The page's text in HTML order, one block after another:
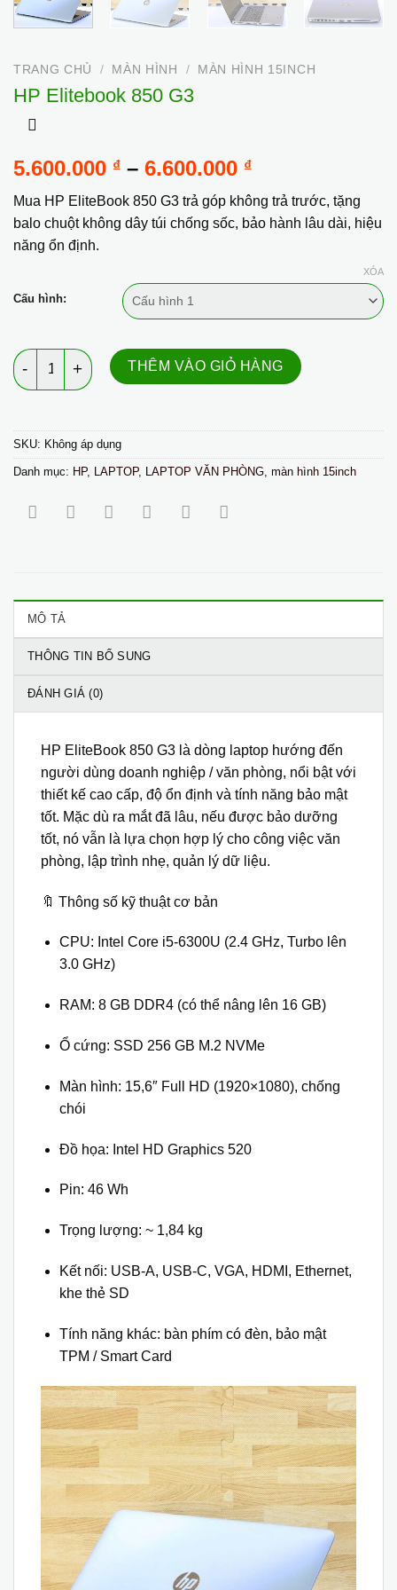
TRANG CHỦ / MÀN HÌNH / MÀN HÌNH 15INCH
HP Elitebook 850 G3
5.600.000 ₫ – 6.600.000 ₫Khoảng
giá:
từ
5.600.000 ₫
Mua HP EliteBook 850 G3 trả góp không trả trước, tặng
balo chuột không dây túi chống sốc, bảo hành lâu dài, hiệu
năng ổn định.
Cấu hình:
XÓA
HP Elitebook 850 G3 số lượng
THÊM VÀO GIỎ HÀNG
SKU: Không áp dụng
Danh mục: HP, LAPTOP, LAPTOP VĂN PHÒNG màn hình 15inch
MÔ TẢ
THÔNG TIN BỔ SUNG
ĐÁNH GIÁ (0)
HP EliteBook 850 G3 là dòng laptop hướng đến
người dùng doanh nghiệp / văn phòng, nổi bật với
thiết kế cao cấp, độ ổn định và tính năng bảo mật
tốt. Mặc dù ra mắt đã lâu, nếu được bảo dưỡng
tốt, nó vẫn là lựa chọn hợp lý cho công việc văn
phòng, lập trình nhẹ, quản lý dữ liệu.
🔖 Thông số kỹ thuật cơ bản
CPU: Intel Core i5-6300U (2.4 GHz, Turbo lên
3.0 GHz)
RAM: 8 GB DDR4 (có thể nâng lên 16 GB)
Ổ cứng: SSD 256 GB M.2 NVMe
Màn hình: 15,6″ Full HD (1920×1080), chống
chói
Đồ họa: Intel HD Graphics 520
Pin: 46 Wh
Trọng lượng: ~ 1,84 kg
Kết nối: USB-A, USB-C, VGA, HDMI, Ethernet,
khe thẻ SD
Tính năng khác: bàn phím có đèn, bảo mật
TPM / Smart Card